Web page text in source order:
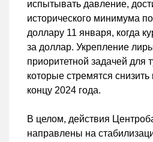
испытывать давление,
исторического минимума
доллару 11 января, когда
за доллар. Укрепление
приоритетной задачей для
которые стремятся
концу 2024 года.
В целом, действия
направлены на